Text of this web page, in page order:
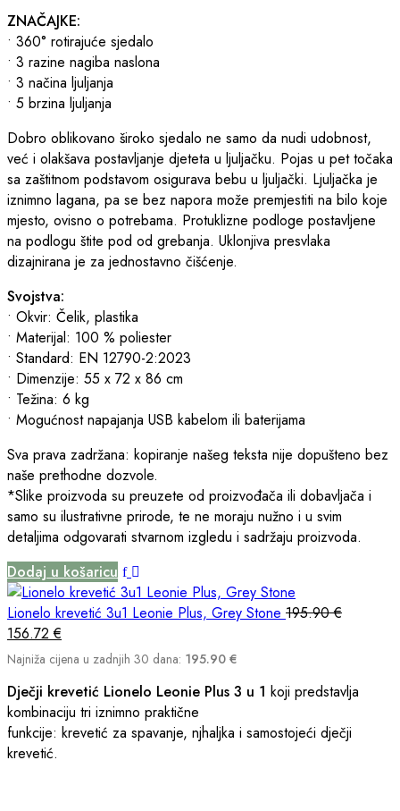
ZNAČAJKE:
• 360° rotirajuće sjedalo
• 3 razine nagiba naslona
• 3 načina ljuljanja
• 5 brzina ljuljanja
Dobro oblikovano široko sjedalo ne samo da nudi udobnost,
već i olakšava postavljanje djeteta u ljuljačku. Pojas u pet točaka
sa zaštitnom podstavom osigurava bebu u ljuljački. Ljuljačka je
iznimno lagana, pa se bez napora može premjestiti na bilo koje
mjesto, ovisno o potrebama. Protuklizne podloge postavljene
na podlogu štite pod od grebanja. Uklonjiva presvlaka
dizajnirana je za jednostavno čišćenje.
Svojstva:
• Okvir: Čelik, plastika
• Materijal: 100 % poliester
• Standard: EN 12790-2:2023
• Dimenzije: 55 x 72 x 86 cm
• Težina: 6 kg
• Mogućnost napajanja USB kabelom ili baterijama
Sva prava zadržana: kopiranje našeg teksta nije dopušteno bez
naše prethodne dozvole.
*Slike proizvoda su preuzete od proizvođača ili dobavljača i
samo su ilustrativne prirode, te ne moraju nužno i u svim
detaljima odgovarati stvarnom izgledu i sadržaju proizvoda.
Dodaj u košaricu
Lionelo krevetić 3u1 Leonie Plus, Grey Stone 195.90€
156.72€
Najniža cijena u zadnjih 30 dana: 195.90 €
Dječji krevetić Lionelo Leonie Plus 3 u 1 koji predstavlja
kombinaciju tri iznimno praktične
funkcije: krevetić za spavanje, njhaljka i samostojeći dječji
krevetić.